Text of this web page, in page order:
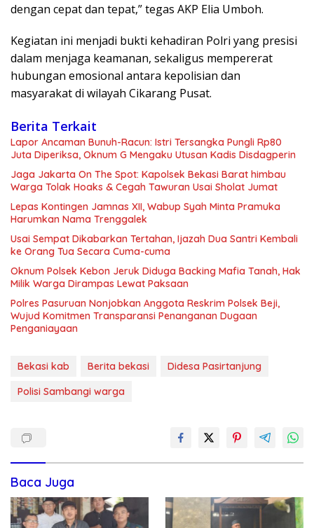
dengan cepat dan tepat,” tegas AKP Elia Umboh.
Kegiatan ini menjadi bukti kehadiran Polri yang presisi
dalam menjaga keamanan, sekaligus mempererat
hubungan emosional antara kepolisian dan
masyarakat di wilayah Cikarang Pusat.
Berita Terkait
Lapor Ancaman Bunuh-Racun: Istri Tersangka Pungli Rp80
Juta Diperiksa, Oknum G Mengaku Utusan Kadis Disdagperin
Jaga Jakarta On The Spot: Kapolsek Bekasi Barat himbau
Warga Tolak Hoaks & Cegah Tawuran Usai Sholat Jumat
Lepas Kontingen Jamnas XII, Wabup Syah Minta Pramuka
Harumkan Nama Trenggalek
Usai Sempat Dikabarkan Tertahan, Ijazah Dua Santri Kembali
ke Orang Tua Secara Cuma-cuma
Oknum Polsek Kebon Jeruk Diduga Backing Mafia Tanah, Hak
Milik Warga Dirampas Lewat Paksaan
Polres Pasuruan Nonjobkan Anggota Reskrim Polsek Beji,
Wujud Komitmen Transparansi Penanganan Dugaan
Penganiayaan
Bekasi kab Berita bekasi
Didesa Pasirtanjung
Polisi Sambangi warga
Baca Juga